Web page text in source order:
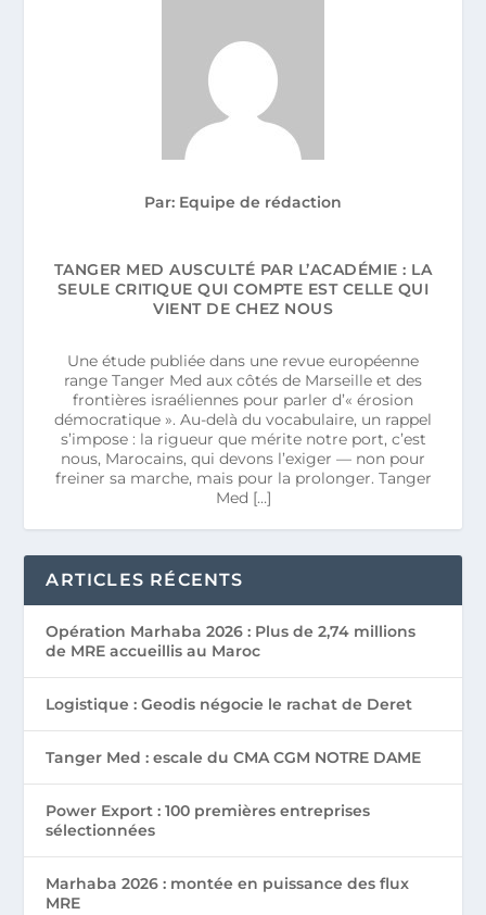
Par: Equipe de rédaction
TANGER MED AUSCULTÉ PAR L’ACADÉMIE : LA
SEULE CRITIQUE QUI COMPTE EST CELLE QUI
VIENT DE CHEZ NOUS
Une étude publiée dans une revue européenne
range Tanger Med aux côtés de Marseille et des
frontières israéliennes pour parler d’« érosion
démocratique ». Au-delà du vocabulaire, un rappel
s’impose : la rigueur que mérite notre port, c’est
nous, Marocains, qui devons l’exiger — non pour
freiner sa marche, mais pour la prolonger. Tanger
Med […]
ARTICLES RÉCENTS
Opération Marhaba 2026 : Plus de 2,74 millions
de MRE accueillis au Maroc
Logistique : Geodis négocie le rachat de Deret
Tanger Med : escale du CMA CGM NOTRE DAME
Power Export : 100 premières entreprises
sélectionnées
Marhaba 2026 : montée en puissance des flux
MRE